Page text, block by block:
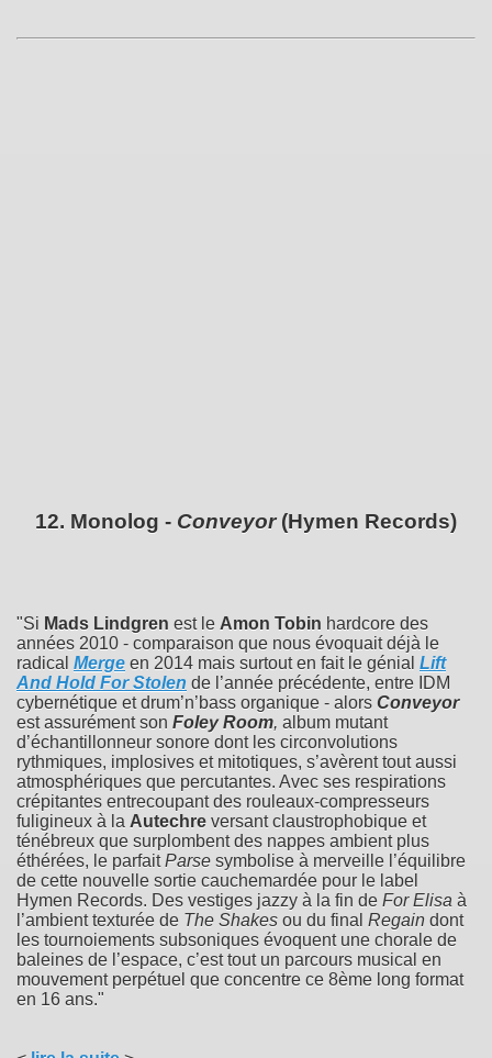
12. Monolog - Conveyor(Hymen Records)
"Si Mads Lindgren est le Amon Tobin hardcore des
années 2010 - comparaison que nous évoquait déjà le
radical Merge en 2014 mais surtout en fait le génial Lift
And Hold For Stolen de l’année précédente, entre IDM
cybernétique et drum’n’bass organique - alors Conveyor
est assurément son Foley Room, album mutant
d’échantillonneur sonore dont les circonvolutions
rythmiques, implosives et mitotiques, s’avèrent tout aussi
atmosphériques que percutantes. Avec ses respirations
crépitantes entrecoupant des rouleaux-compresseurs
fuligineux à la Autechre versant claustrophobique et
ténébreux que surplombent des nappes ambient plus
éthérées, le parfaitParse symbolise à merveille l’équilibre
de cette nouvelle sortie cauchemardée pour le label
Hymen Records. Des vestiges jazzy à la fin de For Elisa à
l’ambient texturée de The Shakes ou du final Regain dont
les tournoiements subsoniques évoquent une chorale de
baleines de l’espace, c’est tout un parcours musical en
mouvement perpétuel que concentre ce 8ème long format
en 16 ans."